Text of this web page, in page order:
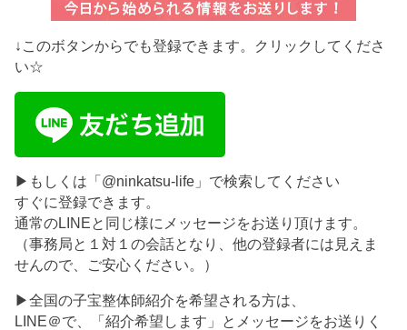
↓このボタンからでも登録できます。クリックしてくださ
い☆
▶もしくは「@ninkatsu-life」で検索してください
すぐに登録できます。
通常のLINEと同じ様にメッセージをお送り頂けます。
（事務局と１対１の会話となり、他の登録者には見えま
せんので、ご安心ください。）
▶全国の子宝整体師紹介を希望される方は、
LINE＠で、「紹介希望します」とメッセージをお送りく